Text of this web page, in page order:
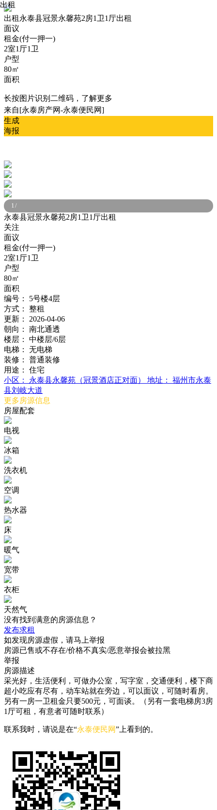
出租 永泰县冠景永馨苑2房1卫1厅出租
面议
租金(付一押一)
2室1厅1卫
户型
80㎡
面积
长按图片识别二维码，了解更多
来自[永泰房产网-永泰便民网]
生成
海报
出租
1/
永泰县冠景永馨苑2房1卫1厅出租
关注
面议
租金(付一押一)
2室1厅1卫
户型
80㎡
面积
编号：
5号楼4层
方式：
整租
更新：
2026-04-06
朝向：
南北通透
楼层：
中楼层/6层
电梯：
无电梯
装修：
普通装修
用途：
住宅
小区：
永泰县永馨苑（冠景酒店正对面） 地址：
福州市永泰
县刘岐大道
更多房源信息
房屋配套
电视
冰箱
洗衣机
空调
热水器
床
暖气
宽带
衣柜
天然气
没有找到满意的房源信息？
发布求租
如发现房源虚假，请马上举报
房源已售或不存在/价格不真实/恶意举报会被拉黑
举报
房源描述
采光好，生活便利，可做办公室，写字室，交通便利，楼下商
超小吃应有尽有，动车站就在旁边，可以面议，可随时看房。
另有一房一卫租金只要500元，可面谈。（另有一套电梯房3房
1厅可租，有意者可随时联系）
联系我时，请说是在“永泰便民网”上看到的。